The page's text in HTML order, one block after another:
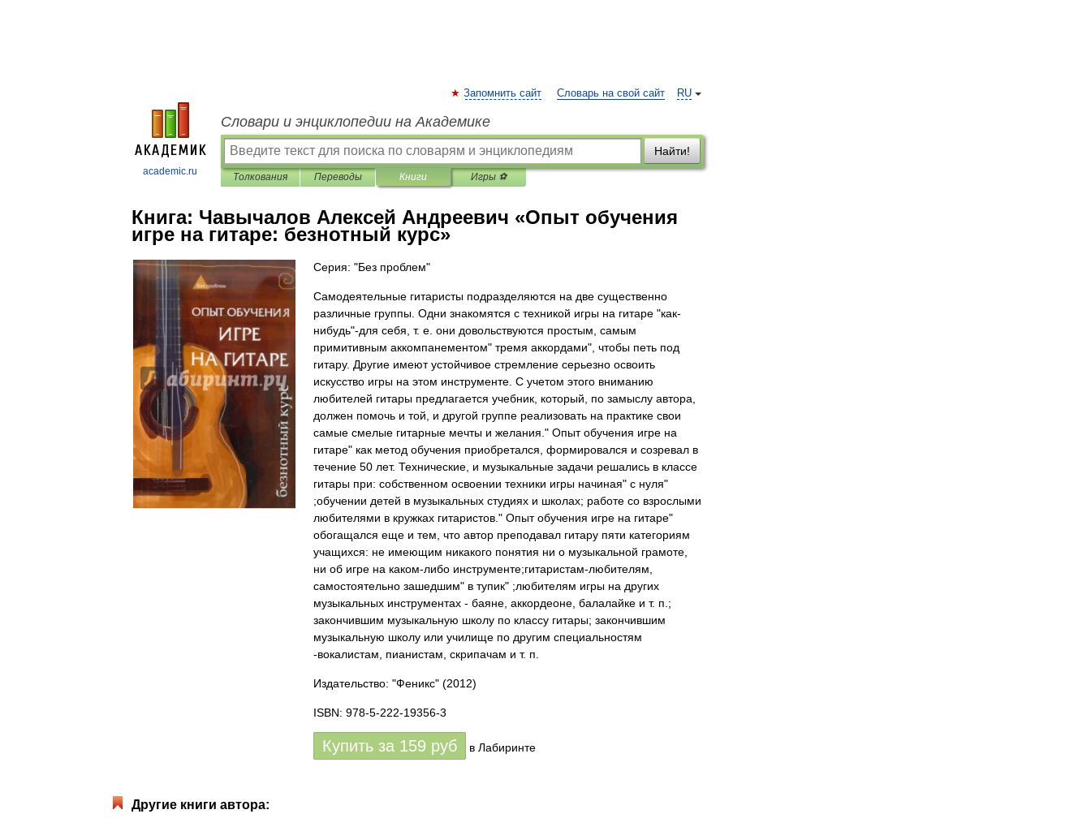
academic.ru
RU
Запомнить сайт Словарь на свой сайт
Словари и энциклопедии на Академике
Найти!
Толкования Переводы Книги Игры ⚽
Книга: Чавычалов Алексей Андреевич «Опыт обучения
игре на гитаре: безнотный курс»
Серия: "Без проблем"
Самодеятельные гитаристы подразделяются на две существенно
различные группы. Одни знакомятся с техникой игры на гитаре "как-
нибудь"-для себя, т. е. они довольствуются простым, самым
примитивным аккомпанементом" тремя аккордами", чтобы петь под
гитару. Другие имеют устойчивое стремление серьезно освоить
искусство игры на этом инструменте. С учетом этого вниманию
любителей гитары предлагается учебник, который, по замыслу автора,
должен помочь и той, и другой группе реализовать на практике свои
самые смелые гитарные мечты и желания." Опыт обучения игре на
гитаре" как метод обучения приобретался, формировался и созревал в
течение 50 лет. Технические, и музыкальные задачи решались в классе
гитары при: собственном освоении техники игры начиная" с нуля"
;обучении детей в музыкальных студиях и школах; работе со взрослыми
любителями в кружках гитаристов." Опыт обучения игре на гитаре"
обогащался еще и тем, что автор преподавал гитару пяти категориям
учащихся: не имеющим никакого понятия ни о музыкальной грамоте,
ни об игре на каком-либо инструменте;гитаристам-любителям,
самостоятельно зашедшим" в тупик" ;любителям игры на других
музыкальных инструментах - баяне, аккордеоне, балалайке и т. п.;
закончившим музыкальную школу по классу гитары; закончившим
музыкальную школу или училище по другим специальностям
-вокалистам, пианистам, скрипачам и т. п.
Издательство: "Феникс" (2012)
ISBN: 978-5-222-19356-3
Купить за 159 руб в Лабиринте
Другие книги автора: